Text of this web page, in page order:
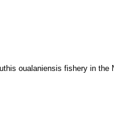
oualaniensis fishery in the